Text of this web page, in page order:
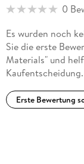
0
Es wurden noch
Sie die erste
Materials" und
Kaufentscheidung.
Erste Bewertung